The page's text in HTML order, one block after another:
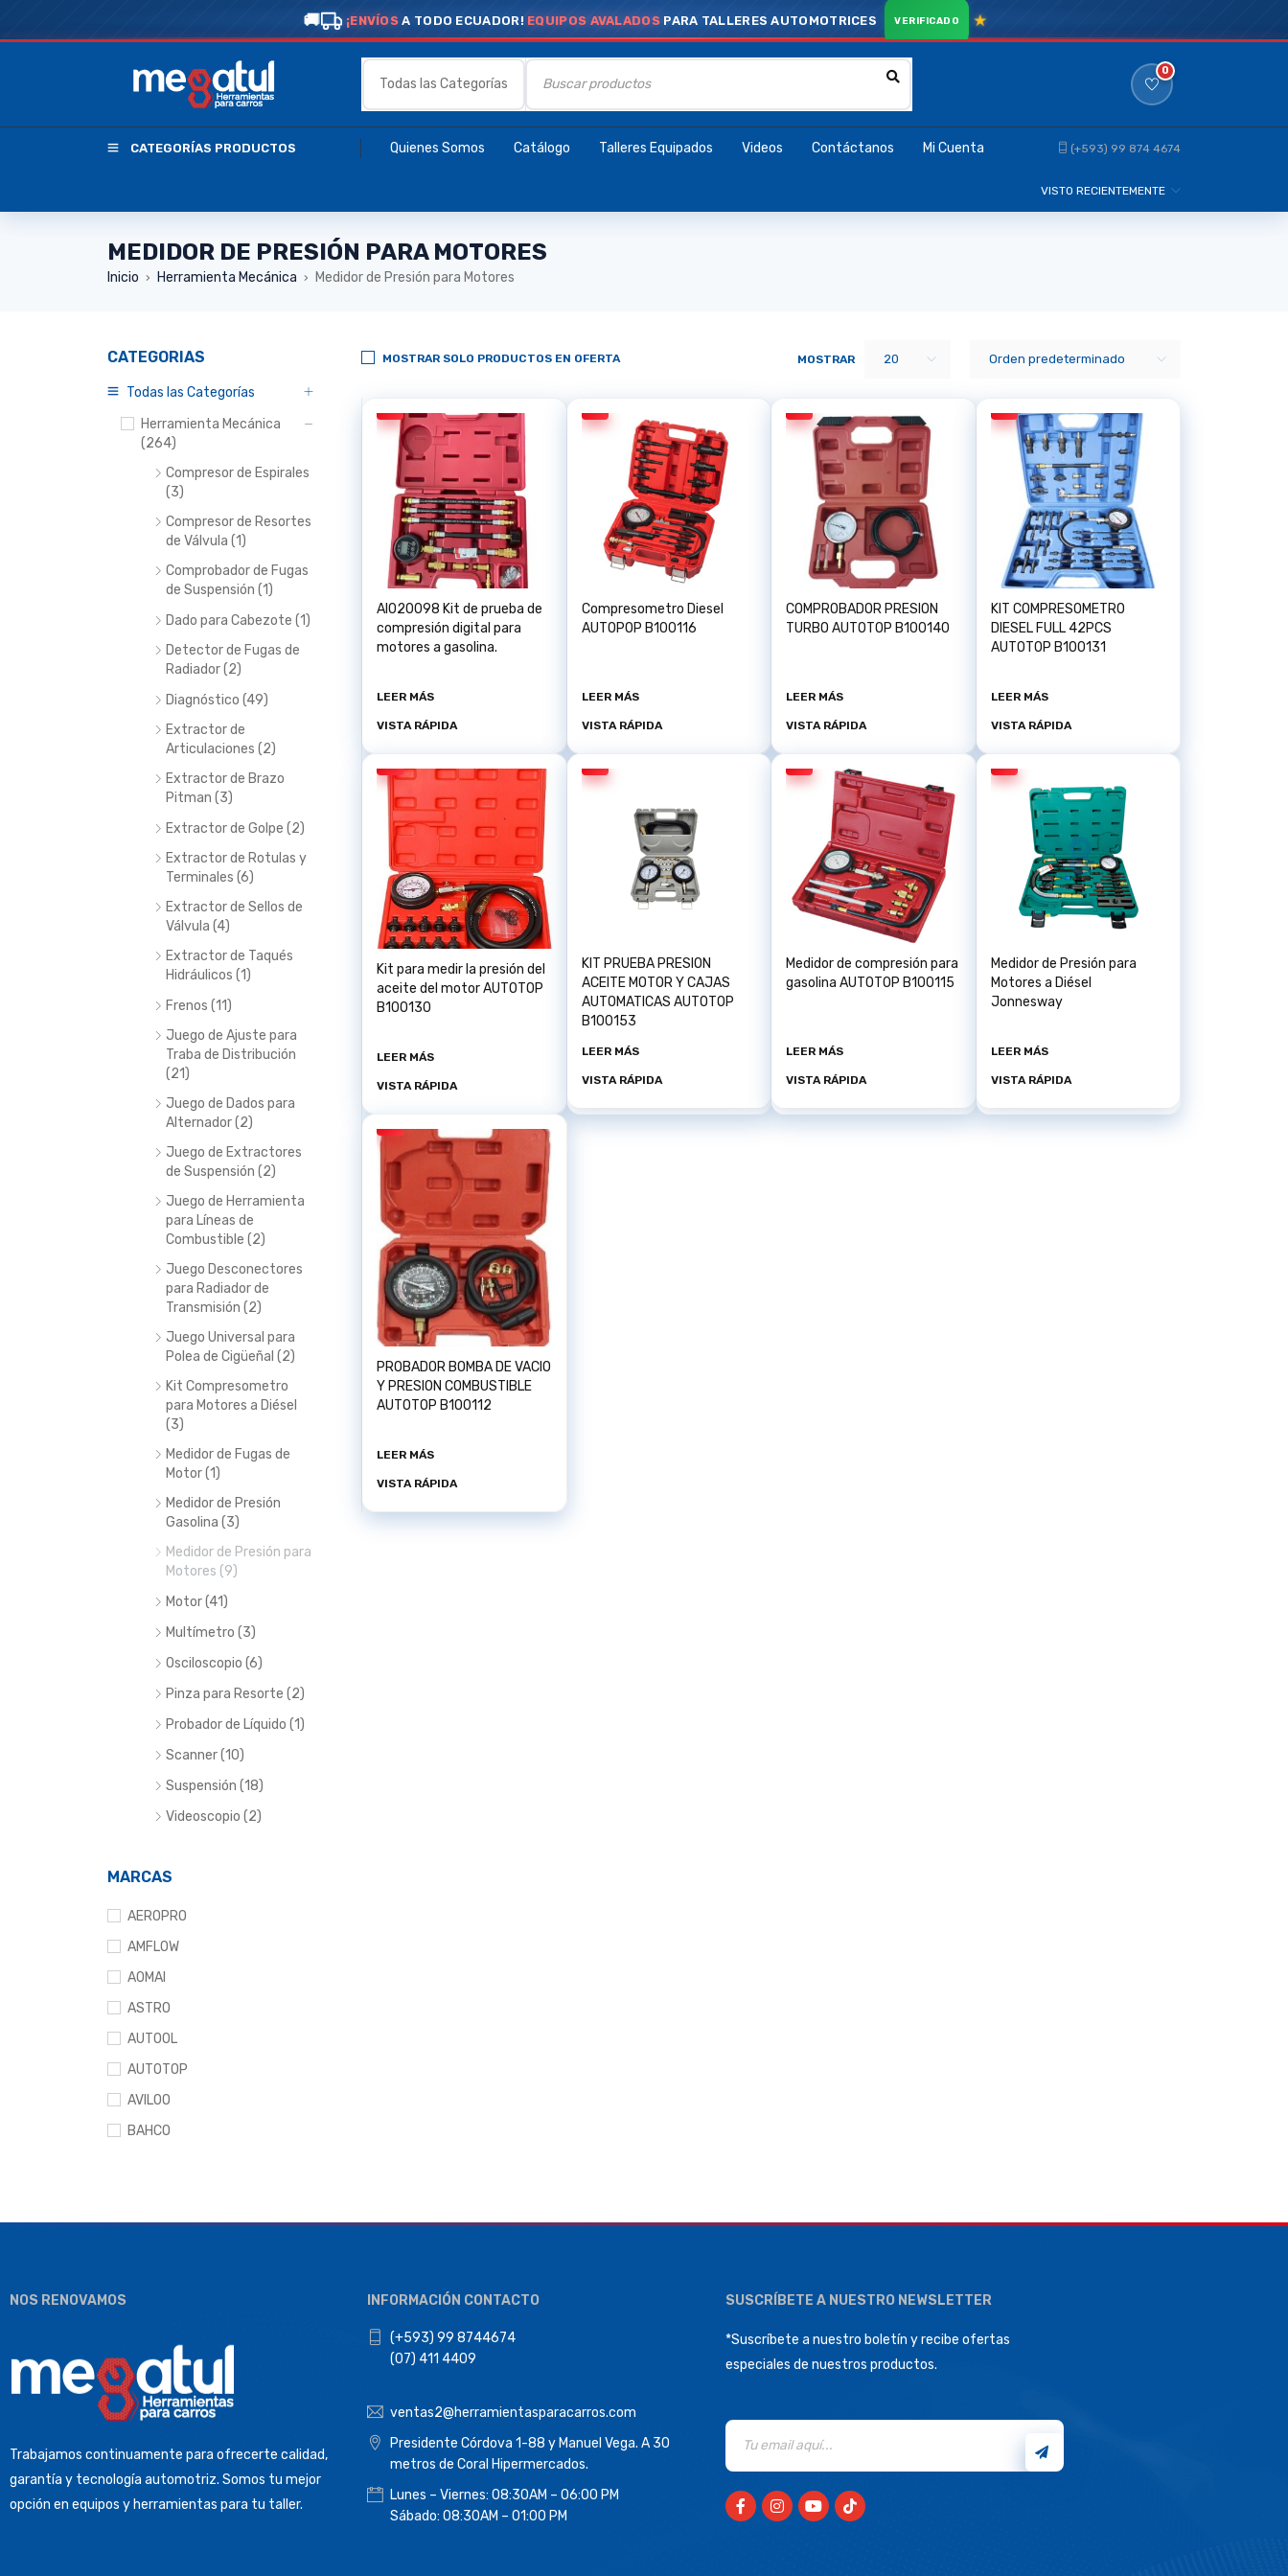
¡ENVÍOSA TODO ECUADOR! EQUIPOS AVALADOSPARA TALLERES AUTOMOTRICES
0
CATEGORÍAS PRODUCTOS Quienes Somos Catálogo Talleres Equipados Videos Contáctanos Mi Cuenta (+593) 99 874 4674
VISTO RECIENTEMENTE
MEDIDOR DE PRESIÓN PARA MOTORES
Inicio › Herramienta Mecánica › Medidor de Presión para Motores
CATEGORIAS
Todas las Categorías
Herramienta Mecánica
(264)
Compresor de Espirales
(3)
Compresor de Resortes
de Válvula (1)
Comprobador de Fugas
de Suspensión (1)
Dado para Cabezote (1)
Detector de Fugas de
Radiador (2)
Diagnóstico (49)
Extractor de
Articulaciones (2)
Extractor de Brazo
Pitman (3)
Extractor de Golpe (2)
Extractor de Rotulas y
Terminales (6)
Extractor de Sellos de
Válvula (4)
Extractor de Taqués
Hidráulicos (1)
Frenos (11)
Juego de Ajuste para
Traba de Distribución
(21)
Juego de Dados para
Alternador (2)
Juego de Extractores
de Suspensión (2)
Juego de Herramienta
para Líneas de
Combustible (2)
Juego Desconectores
para Radiador de
Transmisión (2)
Juego Universal para
Polea de Cigüeñal (2)
Kit Compresometro
para Motores a Diésel
(3)
Medidor de Fugas de
Motor (1)
Medidor de Presión
Gasolina (3)
Medidor de Presión para
Motores (9)
Motor (41)
Multímetro (3)
Osciloscopio (6)
Pinza para Resorte (2)
Probador de Líquido (1)
Scanner (10)
Suspensión (18)
Videoscopio (2)
MARCAS
AEROPRO
AMFLOW
AOMAI
ASTRO
AUTOOL
AUTOTOP
AVILOO
BAHCO
BETOOLL
COSENG
COSINO
CRAFTSMAN
DMT
Orden predeterminado
MOSTRAR 20
MOSTRAR SOLO PRODUCTOS EN OFERTA
AI020098 Kit de prueba de
compresión digital para
motores a gasolina.
LEER MÁS
VISTA RÁPIDA
Compresometro Diesel
AUTOPOP B100116
LEER MÁS
VISTA RÁPIDA
COMPROBADOR PRESION
TURBO AUTOTOP B100140
LEER MÁS
VISTA RÁPIDA
KIT COMPRESOMETRO
DIESEL FULL 42PCS
AUTOTOP B100131
LEER MÁS
VISTA RÁPIDA
Kit para medir la presión del
aceite del motor AUTOTOP
B100130
LEER MÁS
VISTA RÁPIDA
KIT PRUEBA PRESION
ACEITE MOTOR Y CAJAS
AUTOMATICAS AUTOTOP
B100153
LEER MÁS
VISTA RÁPIDA
Medidor de compresión para
gasolina AUTOTOP B100115
LEER MÁS
VISTA RÁPIDA
Medidor de Presión para
Motores a Diésel
Jonnesway
LEER MÁS
VISTA RÁPIDA
PROBADOR BOMBA DE VACIO
Y PRESION COMBUSTIBLE
AUTOTOP B100112
LEER MÁS
VISTA RÁPIDA
NOS RENOVAMOS
Trabajamos continuamente para ofrecerte calidad,
garantía y tecnología automotriz. Somos tu mejor
opción en equipos y herramientas para tu taller.
INFORMACIÓN CONTACTO
(+593) 99 8744674
(07) 411 4409
ventas2@herramientasparacarros.com
Presidente Córdova 1-88 y Manuel Vega. A 30
metros de Coral Hipermercados.
Lunes – Viernes: 08:30AM – 06:00 PM
Sábado: 08:30AM – 01:00 PM
SUSCRÍBETE A NUESTRO NEWSLETTER
*Suscríbete a nuestro boletín y recibe ofertas
especiales de nuestros productos.